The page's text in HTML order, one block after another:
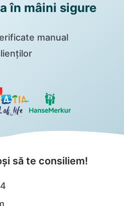
în mâini sigure
manual
să te consiliem!